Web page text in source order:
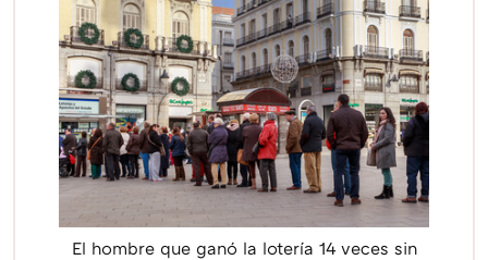
El hombre que ganó la lotería 14 veces sin